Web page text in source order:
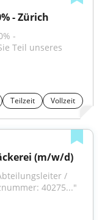
- Zürich
-
Teil unseres
Teilzeit Vollzeit
(m/w/d)
40275..."